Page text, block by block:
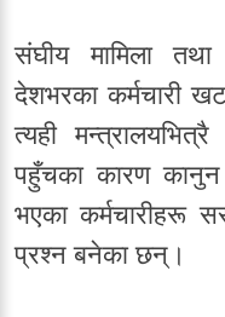
संघीय मामिला
देशभरका कर्मचारी
त्यही
पहुँचका कारण कानुन
भएका कर्मचारीहरू
प्रश्न बनेका छन्।